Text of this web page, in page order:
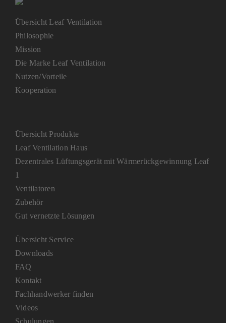
Übersicht Leaf Ventilation
Philosophie
Mission
Die Marke Leaf Ventilation
Nutzen/Vorteile
Kooperation
Übersicht Produkte
Leaf Ventilation Haus
Dezentrales Lüftungsgerät mit Wärmerückgewinnung Leaf
1
Ventilatoren
Zubehör
Gut vernetzte Lösungen
Übersicht Service
Downloads
FAQ
Kontakt
Fachhandwerker finden
Videos